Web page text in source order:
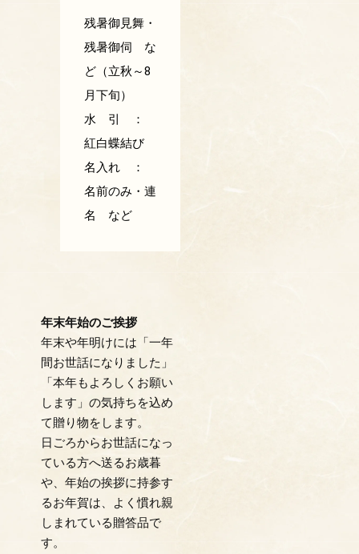
残暑御見舞・
残暑御伺 な
ど（立秋～8
月下旬）
水 引 ：
紅白蝶結び
名入れ ：
名前のみ・連
名 など
年末年始のご挨拶
年末や年明けには「一年
間お世話になりました」
「本年もよろしくお願い
します」の気持ちを込め
て贈り物をします。
日ごろからお世話になっ
ている方へ送るお歳暮
や、年始の挨拶に持参す
るお年賀は、よく慣れ親
しまれている贈答品で
す。